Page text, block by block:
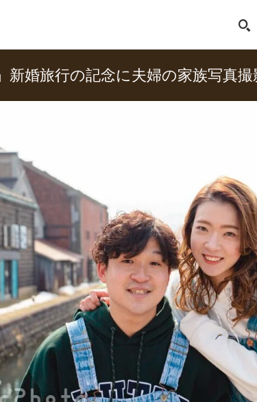
新婚旅行の記念に夫婦の家族写真撮